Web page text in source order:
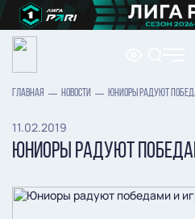
ГЛАВНАЯ НОВОСТИ ЮНИОРЫ РАДУЮТ
11.02.2019
ЮНИОРЫ РАДУЮТ